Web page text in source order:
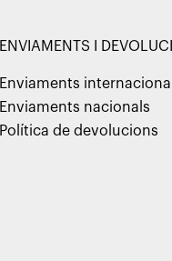
ENVIAMENTS I
Enviaments
Enviaments nacionals
Política de devolucions